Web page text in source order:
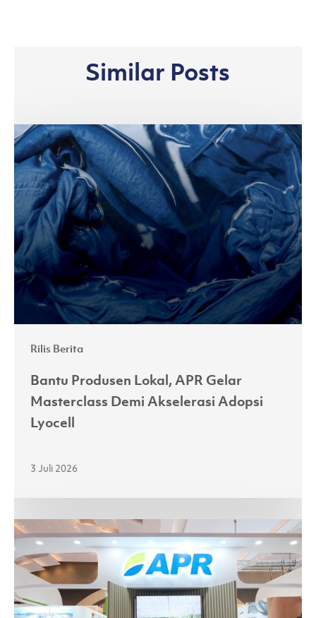
Similar Posts
Rilis Berita
Bantu
Produsen
Lokal,
APR
Gelar
Masterclass
Demi
Akselerasi
Adopsi
Lyocell
Bantu Produsen Lokal, APR Gelar
Masterclass Demi Akselerasi Adopsi
Lyocell
3 Juli 2026
Melalui
Kemitraan
yang
Kuat,
APR